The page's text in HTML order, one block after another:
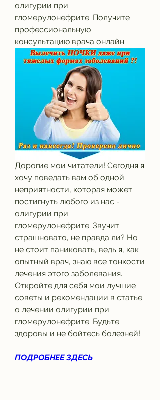
олигурии при
гломерулонефрите. Получите
профессиональную
консультацию врача онлайн.
Дорогие мои читатели! Сегодня я
хочу поведать вам об одной
неприятности, которая может
постигнуть любого из нас -
олигурии при
гломерулонефрите. Звучит
страшновато, не правда ли? Но
не стоит паниковать, ведь я, как
опытный врач, знаю все тонкости
лечения этого заболевания.
Откройте для себя мои лучшие
советы и рекомендации в статье
о лечении олигурии при
гломерулонефрите. Будьте
здоровы и не бойтесь болезней!
ПОДРОБНЕЕ ЗДЕСЬ